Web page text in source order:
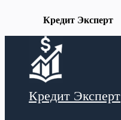
Кредит Эксперт
содержимому
Кредит Эксперт